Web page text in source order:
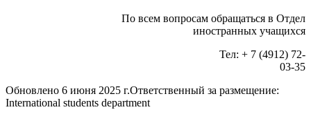
По всем вопросам обращаться в Отдел
иностранных учащихся
Тел: + 7 (4912) 72-
03-35
Обновлено 6 июня 2025 г.Ответственный за размещение:
International students department